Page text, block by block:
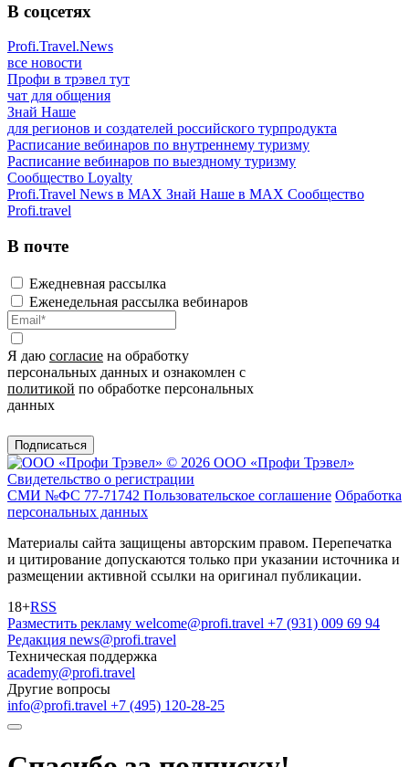
В соцсетях
Profi.Travel.News
все новости
Профи в трэвел тут
чат для общения
Знай Наше
для регионов и создателей российского турпродукта
Расписание вебинаров по внутреннему туризму
Расписание вебинаров по выездному туризму
Сообщество Loyalty
Profi.Travel News в MAX Знай Наше в MAX Сообщество
Profi.travel
В почте
Ежедневная рассылка
Еженедельная рассылка вебинаров
Я даю согласие на обработку
персональных данных и ознакомлен с
политикой по обработке персональных
данных
Подписаться
© 2026 ООО «Профи Трэвeл»
Свидетельство о регистрации
СМИ №ФС 77-71742 Пользовательское соглашение Обработка
персональных данных
Материалы сайта защищены авторским правом. Перепечатка
и цитирование допускаются только при указании источника и
размещении активной ссылки на оригинал публикации.
18+RSS
Разместить рекламу welcome@profi.travel +7 (931) 009 69 94
Редакция news@profi.travel
Техническая поддержка
academy@profi.travel
Другие вопросы
info@profi.travel +7 (495) 120-28-25